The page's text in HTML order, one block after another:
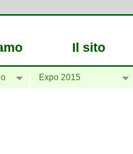
Il sito
Expo 2015